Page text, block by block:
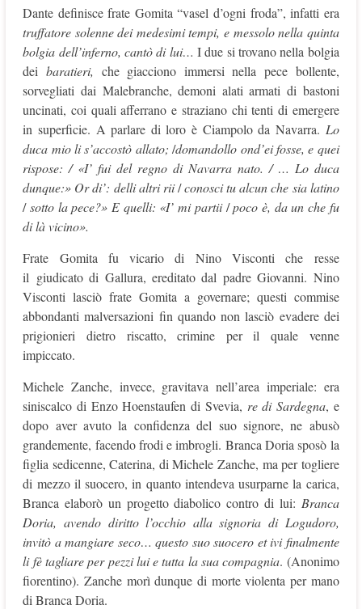
Dante definisce frate Gomita “vasel d’ogni froda”, infatti era
truffatore solenne dei medesimi tempi, e messolo nella quinta
bolgia dell’inferno, cantò di lui… I due si trovano nella bolgia
dei baratieri, che giacciono immersi nella pece bollente,
sorvegliati dai Malebranche, demoni alati armati di bastoni
uncinati, coi quali afferrano e straziano chi tenti di emergere
in superficie. A parlare di loro è Ciampolo da Navarra. Lo
duca mio li s’accostò allato; /domandollo ond’ei fosse, e quei
rispose: / «I’ fui del regno di Navarra nato. / … Lo duca
dunque:» Or di’: delli altri rii/conosci tu alcun che sia latino
/sotto la pece?» E quelli: «I’ mi partii/poco è, da un che fu
di là vicino».
Frate Gomita fu vicario di Nino Visconti che resse
il giudicato di Gallura, ereditato dal padre Giovanni. Nino
Visconti lasciò frate Gomita a governare; questi commise
abbondanti malversazioni fin quando non lasciò evadere dei
prigionieri dietro riscatto, crimine per il quale venne
impiccato.
Michele Zanche, invece, gravitava nell’area imperiale: era
siniscalco di Enzo Hoenstaufen di Svevia, re di Sardegna, e
dopo aver avuto la confidenza del suo signore, ne abusò
grandemente, facendo frodi e imbrogli. Branca Doria sposò la
figlia sedicenne, Caterina, di Michele Zanche, ma per togliere
di mezzo il suocero, in quanto intendeva usurparne la carica,
Branca elaborò un progetto diabolico contro di lui: Branca
Doria, avendo diritto l’occhio alla signoria di Logudoro,
invitò a mangiare seco… questo suo suocero et ivi finalmente
li fè tagliare per pezzi lui e tutta la sua compagnia. (Anonimo
fiorentino). Zanche morì dunque di morte violenta per mano
di Branca Doria.